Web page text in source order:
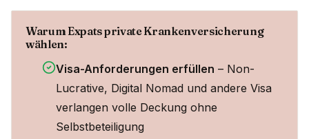
Warum Expats private Krankenversicherung
wählen:
Visa-Anforderungen erfüllen – Non-
Lucrative, Digital Nomad und andere Visa
verlangen volle Deckung ohne
Selbstbeteiligung